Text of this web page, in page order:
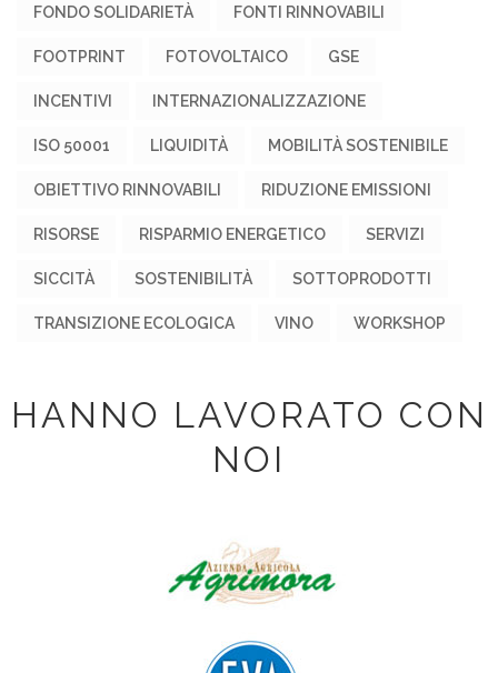
FONDO SOLIDARIETÀ FONTI RINNOVABILI
FOOTPRINT FOTOVOLTAICO GSE
INCENTIVI INTERNAZIONALIZZAZIONE
ISO 50001 LIQUIDITÀ MOBILITÀ SOSTENIBILE
OBIETTIVO RINNOVABILI RIDUZIONE EMISSIONI
RISORSE RISPARMIO ENERGETICO SERVIZI
SICCITÀ SOSTENIBILITÀ SOTTOPRODOTTI
TRANSIZIONE ECOLOGICA VINO WORKSHOP
HANNO LAVORATO CON
NOI